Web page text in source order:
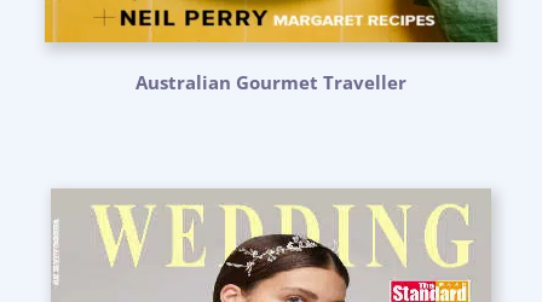
Australian Gourmet Traveller